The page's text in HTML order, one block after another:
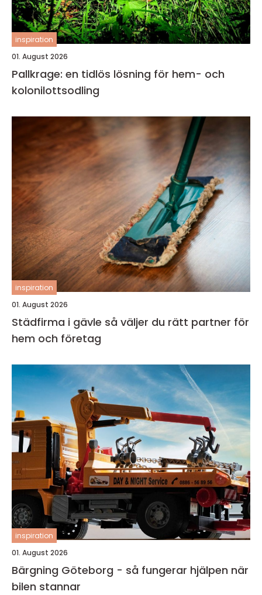
inspiration
01. August 2026
Pallkrage: en tidlös lösning för hem- och
kolonilottsodling
inspiration
01. August 2026
Städfirma i gävle så väljer du rätt partner för
hem och företag
inspiration
01. August 2026
Bärgning Göteborg - så fungerar hjälpen när
bilen stannar